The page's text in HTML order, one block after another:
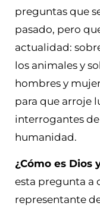
preguntas que
pasado, pero
actualidad:
los animales y
hombres y
para que arroje
interrogantes
humanidad.
¿Cómo es Dios
esta pregunta a
representante